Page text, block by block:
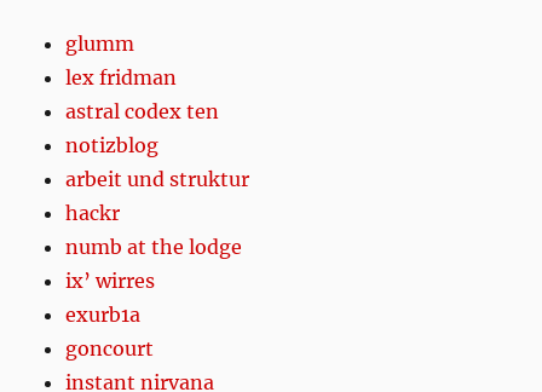
glumm
lex fridman
astral codex ten
notizblog
arbeit und struktur
hackr
numb at the lodge
ix’ wirres
exurb1a
goncourt
instant nirvana